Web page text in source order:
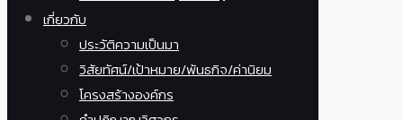
เกี่ยวกับ
ประวัติความเป็นมา
วิสัยทัศน์/เป้าหมาย/พันธกิจ/ค่านิยม
โครงสร้างองค์กร